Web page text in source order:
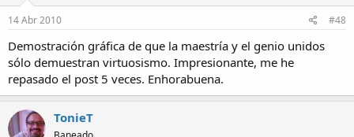
14 Abr 2010 #48
Demostración gráfica de que la maestría y el genio unidos
sólo demuestran virtuosismo. Impresionante, me he
repasado el post 5 veces. Enhorabuena.
TonieT